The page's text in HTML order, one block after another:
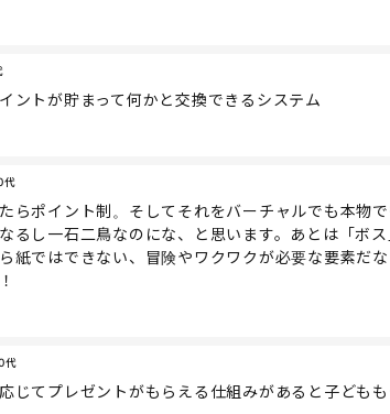
ントが貯まって何かと交換できるシステム
代
らポイント制。そしてそれをバーチャルでも本物
るし一石二鳥なのにな、と思います。あとは「ボ
紙ではできない、冒険やワクワクが必要な要素だ
代
じてプレゼントがもらえる仕組みがあると子ども